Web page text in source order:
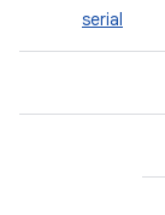
serial